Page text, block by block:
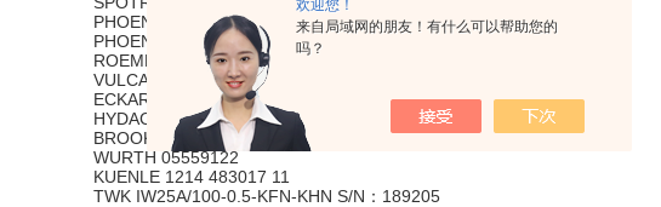
欢迎您！
来自局域网的朋友！有什么可以帮助您的
吗？
PHOENIX SACB-8/ 8-L-C GG SCO - 1516768 /
PHOENIX 3200933
ROEMHELD 1845F090L30
VULCANIC SEE : DOC. WK4-101782
ECKARDT SRI986-BIDS7EAANA
HYDAC 0660D010BN4HC
BROOK T-DA90LA/02-48 2.2kW 2845R/MIN
WURTH 05559122
KUENLE 1214 483017 11
TWK IW25A/100-0.5-KFN-KHN S/N：189205